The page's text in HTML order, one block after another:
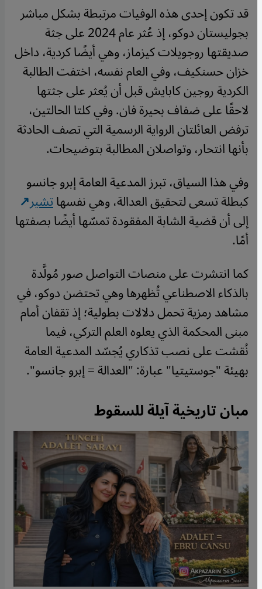
قد تكون إحدى هذه الوفيات مرتبطة بشكل مباشر
بجوليستان دوكو، إذ عُثر عام 2024 على جثة
صديقتها روجويلات كيزماز، وهي أيضًا كردية، داخل
خزان حسنكيف، وفي العام نفسه، اختفت الطالبة
الكردية روجين كابايش قبل أن يُعثر على جثتها
لاحقًا على ضفاف بحيرة فان. وفي كلتا الحالتين،
ترفض العائلتان الرواية الرسمية التي تصف الحادثة
بأنها انتحار، وتواصلان المطالبة بتوضيحات.
وفي هذا السياق، تبرز المدعية العامة إبرو جانسو
كبطلة تسعى لتحقيق العدالة، وهي نفسهاتشير
إلى أن قضية الشابة المفقودة تمسّها أيضًا بصفتها
أمًا.
كما انتشرت على منصات التواصل صور مُولَّدة
بالذكاء الاصطناعي تُظهرها وهي تحتضن دوكو، في
مشاهد رمزية تحمل دلالات بطولية؛ إذ تقفان أمام
مبنى المحكمة الذي يعلوه العلم التركي، فيما
نُقشت على نصب تذكاري يُجسّد المدعية العامة
بهيئة "جوستيتيا" عبارة: "العدالة = إبرو جانسو".
مبان تاريخية آيلة للسقوط